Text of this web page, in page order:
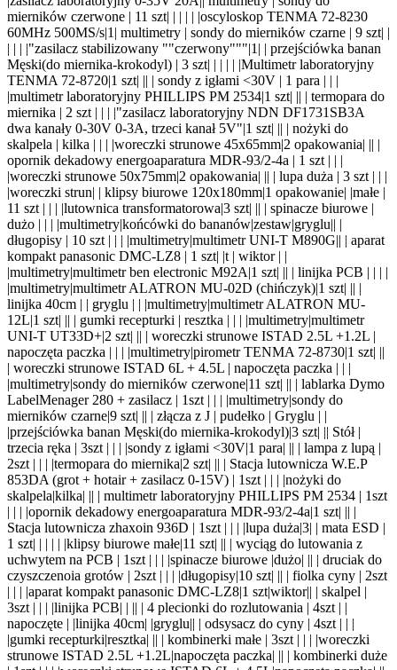
mierników czerwone | 11 szt| | | | | |oscyloskop TENMA 72-8230
60MHz 500MS/s|1 | multimetry | sondy do mierników czarne | 9 szt| |
| | | |"zasilacz stabilizowany ""czerwony"""|1 | | przejściówka banan
Męski(do miernika-krokodyl) | 3 szt| | | | | |Multimetr laboratoryjny
TENMA 72-8720|1 szt| || | sondy z igłami <30V | 1 para | | |
|multimetr laboratoryjny PHILLIPS PM 2534|1 szt| || | termopara do
miernika | 2 szt | | | |"zasilacz laboratoryjny NDN DF1731SB3A
dwa kanały 0-30V 0-3A, trzeci kanał 5V"|1 szt| || | nożyki do
skalpela | kilka | | | |woreczki strunowe 45x65mm|2 opakowania| || |
opornik dekadowy energoaparatura MDR-93/2-4a | 1 szt | | |
|woreczki strunowe 50x75mm|2 opakowania| || | lupa duża | 3 szt | | |
|woreczki strun| | klipsy biurowe 120x180mm|1 opakowanie| |małe |
11 szt | | | |lutownica transformatorowa|3 szt| || | spinacze biurowe |
dużo | | | |multimetry|końcówki do bananów|zestaw|gryglu|| |
długopisy | 10 szt | | | |multimetry|multimetr UNI-T M890G|| | aparat
kompakt panasonic DMC-LZ8 | 1 szt| |t | wiktor | |
|multimetry|multimetr ben electronic M92A|1 szt| || | linijka PCB | | | |
|multimetry|multimetr ALATRON MU-02D (chińczyk)|1 szt| || |
linijka 40cm | | gryglu | | |multimetry|multimetr ALATRON MU-
12L|1 szt| || | gumki recepturki | resztka | | | |multimetry|multimetr
UNI-T UT33D+|2 szt| || | woreczki strunowe ISTAD 2.5L +1.2L |
napoczęta paczka | | | |multimetry|pirometr TENMA 72-8730|1 szt| ||
| woreczki strunowe ISTAD 6L + 4.5L | napoczęta paczka | | |
|multimetry|sondy do mierników czerwone|11 szt| || | lablarka Dymo
LabelMenager 280 + zasilacz | 1szt | | | |multimetry|sondy do
mierników czarne|9 szt| || | złącza z J | pudełko | Gryglu | |
|przejściówka banan Męski(do miernika-krokodyl)|3 szt| || Stół |
trzecia ręka | 3szt | | | |sondy z igłami <30V|1 para| || | lampa z lupą |
2szt | | | |termopara do miernika|2 szt| || | Stacja lutownicza W.E.P
853DA (grot + hotair + zasilacz 0-15V) | 1szt | | | |nożyki do
skalpela|kilka| || | multimetr laboratoryjny PHILLIPS PM 2534 | 1szt
| | | |opornik dekadowy energoaparatura MDR-93/2-4a|1 szt| || |
Stacja lutownicza zhaxoin 936D | 1szt | | | |lupa duża|3| | mata ESD |
1 szt| | | | | |klipsy biurowe małe|11 szt| || | wyciąg do lutowania z
uchwytem na PCB | 1szt | | | |spinacze biurowe |dużo| || | druciak do
czyszczenoia grotów | 2szt | | | |długopisy|10 szt| || | fiolka cyny | 2szt
| | | |aparat kompakt panasonic DMC-LZ8|1 szt|wiktor|| | skalpel |
3szt | | | |linijka PCB| | || | 4 plecionki do rozlutowania | 4szt | |
napoczęte | |linijka 40cm| |gryglu|| | odsysacz do cyny | 4szt | | |
|gumki recepturki|resztka| || | kombinerki małe | 3szt | | | |woreczki
strunowe ISTAD 2.5L +1.2L|napoczęta paczka| || | kombinerki duże